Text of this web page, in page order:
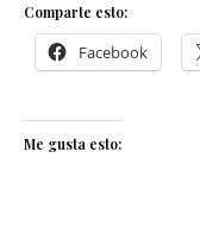
Comparte esto:
Facebook
Me gusta esto: